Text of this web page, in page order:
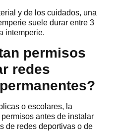
y de los cuidados, una
suele durar entre 3
intemperie.
permisos
redes
o escolares, la
antes de instalar
de redes deportivas o de